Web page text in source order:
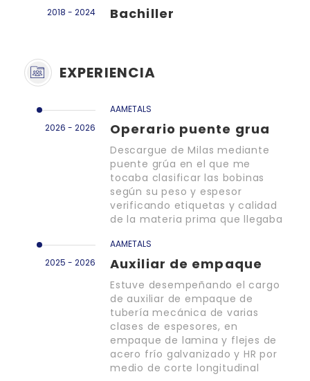
2018 - 2024 Bachiller
EXPERIENCIA
2026 - 2026
AAMETALS
Operario puente grua
Descargue de Milas mediante
puente grúa en el que me
tocaba clasificar las bobinas
según su peso y espesor
verificando etiquetas y calidad
de la materia prima que llegaba
2025 - 2026
AAMETALS
Auxiliar de empaque
Estuve desempeñando el cargo
de auxiliar de empaque de
tubería mecánica de varias
clases de espesores, en
empaque de lamina y flejes de
acero frío galvanizado y HR por
medio de corte longitudinal